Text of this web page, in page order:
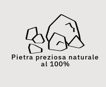
Pietra preziosa naturale
al 100%